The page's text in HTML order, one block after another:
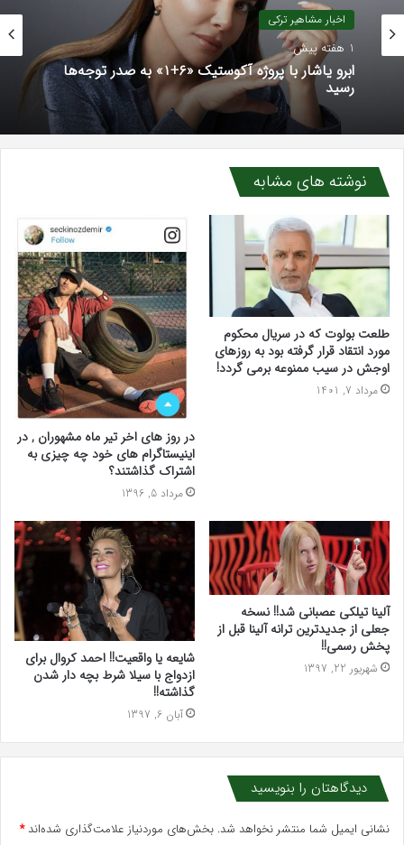
اخبار مشاهیر ترکی
1 هفته پیش
ابرو یاشار با پروژه آکوستیک «۶+۱» به صدر توجه‌ها
رسید
نوشته های مشابه
طلعت بولوت که در سریال محکوم
مورد انتقاد قرار گرفته بود به روزهای
اوجش در سیب ممنوعه برمی گردد!
مرداد 7, 1401
در روز های اخر تیر ماه مشهوران , در
اینیستاگرام های خود چه چیزی به
اشتراک گذاشتند؟
مرداد 5, 1396
آلینا تیلکی عصبانی شد!! نسخه
جعلی از جدیدترین ترانه آلینا قبل از
پخش رسمی!!
شهریور 22, 1397
شایعه یا واقعیت!! احمد کروال برای
ازدواج با سیلا شرط بچه دار شدن
گذاشته!!
آبان 6, 1397
دیدگاهتان را بنویسید
نشانی ایمیل شما منتشر نخواهد شد. بخش‌های موردنیاز علامت‌گذاری شده‌اند*